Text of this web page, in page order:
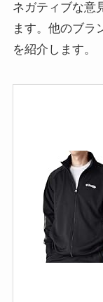
ネガティブな意
ます。他のブラ
を紹介します。